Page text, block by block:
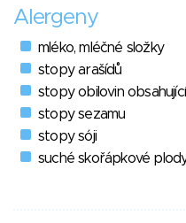
Alergeny
mléko, mléčné složky
stopy arašídů
stopy obilovin
stopy sezamu
stopy sóji
suché skořápkové